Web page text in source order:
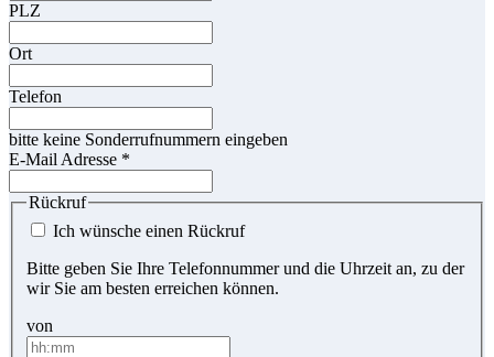
PLZ
Ort
Telefon
bitte keine Sonderrufnummern eingeben
E-Mail Adresse *
Rückruf
Ich wünsche einen Rückruf
Bitte geben Sie Ihre Telefonnummer und die Uhrzeit an, zu der
wir Sie am besten erreichen können.
von